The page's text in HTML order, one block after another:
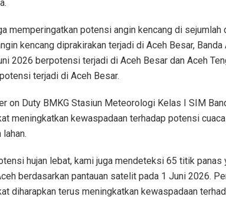
memperingatkan potensi angin kencang di sejumlah
kencang diprakirakan terjadi di Aceh Besar, Banda
2026 berpotensi terjadi di Aceh Besar dan Aceh
terjadi di Aceh Besar.
on Duty BMKG Stasiun Meteorologi Kelas I SIM
meningkatkan kewaspadaan terhadap potensi
lahan.
hujan lebat, kami juga mendeteksi 65 titik
berdasarkan pantauan satelit pada 1 Juni 2026.
diharapkan terus meningkatkan kewaspadaan